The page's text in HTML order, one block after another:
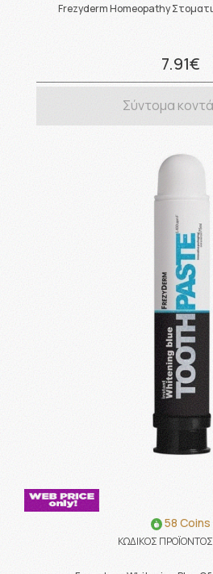
Frezyderm Homeopathy
7.91€
Σύντομα
58 Coins
ΚΩΔΙΚΟΣ